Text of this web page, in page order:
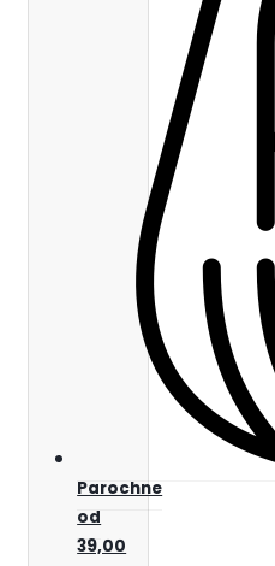
Parochne
od
39,00